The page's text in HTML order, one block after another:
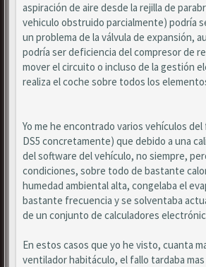
aspiración de aire desde la rejilla de
vehiculo obstruido parcialmente) podría
un problema de la válvula de expansión,
podría ser deficiencia del compresor de
mover el circuito o incluso de la gestión
realiza el coche sobre todos los
Yo me he encontrado varios vehículos
DS5 concretamente) que debido a una
del software del vehículo, no siempre,
condiciones, sobre todo de bastante
humedad ambiental alta, congelaba el
bastante frecuencia y se solventaba
de un conjunto de calculadores
En estos casos que yo he visto, cuanta
ventilador habitáculo, el fallo tardaba